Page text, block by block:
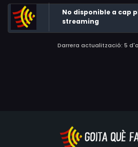
Jobim o el seu exmarit João
ànsies de llibertat, de la
“trista alegria” que destil·lava
No disponible a cap
streaming
Darrera actualització: 5